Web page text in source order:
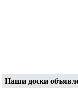
Наши доски